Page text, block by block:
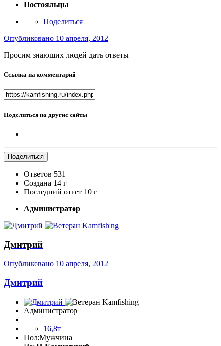
Постояльцы
Поделиться
Опубликовано 10 апреля, 2012
Просим знающих людей дать ответы
Ссылка на комментарий
Поделиться на другие сайты
Поделиться
Ответов 531
Создана 14 г
Последний ответ 10 г
Администратор
Дмитрий
Опубликовано 10 апреля, 2012
Дмитрий
Администратор
16,8т
Пол:Мужчина